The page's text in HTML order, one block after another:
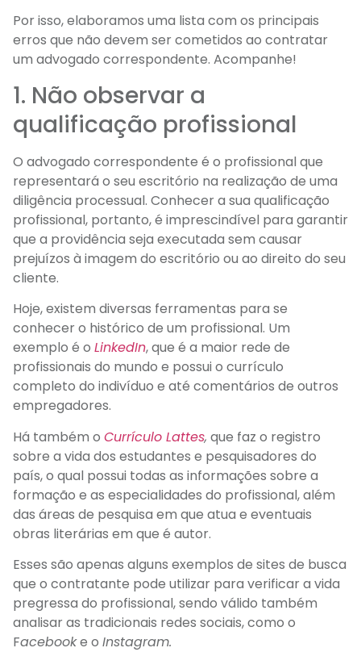
Por isso, elaboramos uma lista com os principais
erros que não devem ser cometidos ao contratar
um advogado correspondente. Acompanhe!
1. Não observar a
qualificação profissional
O advogado correspondente é o profissional que
representará o seu escritório na realização de uma
diligência processual. Conhecer a sua qualificação
profissional, portanto, é imprescindível para garantir
que a providência seja executada sem causar
prejuízos à imagem do escritório ou ao direito do seu
cliente.
Hoje, existem diversas ferramentas para se
conhecer o histórico de um profissional. Um
exemplo é o LinkedIn, que é a maior rede de
profissionais do mundo e possui o currículo
completo do indivíduo e até comentários de outros
empregadores.
Há também o Currículo Lattes, que faz o registro
sobre a vida dos estudantes e pesquisadores do
país, o qual possui todas as informações sobre a
formação e as especialidades do profissional, além
das áreas de pesquisa em que atua e eventuais
obras literárias em que é autor.
Esses são apenas alguns exemplos de sites de busca
que o contratante pode utilizar para verificar a vida
pregressa do profissional, sendo válido também
analisar as tradicionais redes sociais, como o
Facebooke o Instagram.